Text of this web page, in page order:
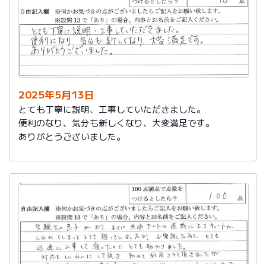
2025年5月13日
とても丁寧に説明、工事していただきました。
便利のなり、気分も新しくなり、大変満足です。
ありがとうございました。